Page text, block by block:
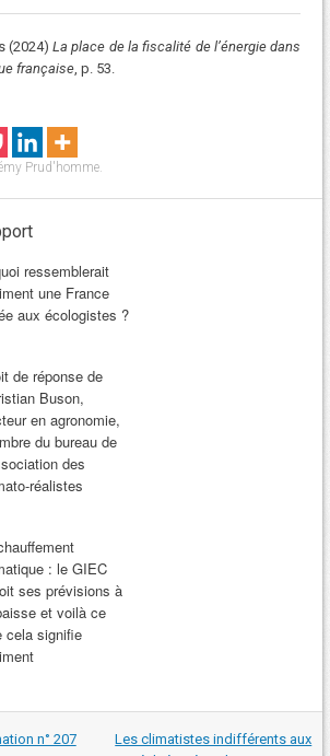
(2024)La place de la fiscalité de l’énergie dans
française, p. 53.
Prud'homme.
ressemblerait
une France
aux écologistes ?
de réponse de
Buson,
en agronomie,
du bureau de
des
réalistes
: le GIEC
ses prévisions à
et voilà ce
cela signifie
n° 207
Les climatistes indifférents aux